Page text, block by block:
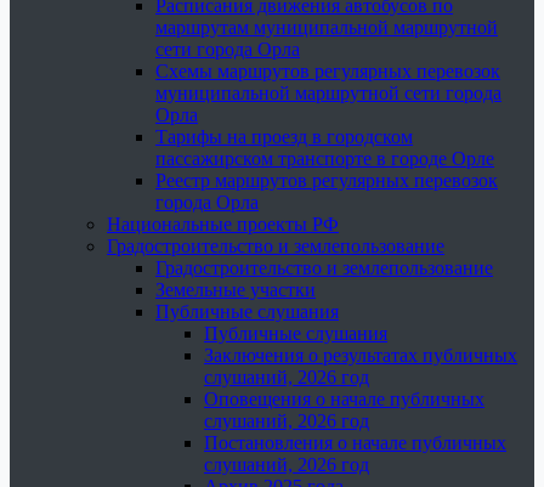
Расписания движения автобусов по
маршрутам муниципальной маршрутной
сети города Орла
Схемы маршрутов регулярных перевозок
муниципальной маршрутной сети города
Орла
Тарифы на проезд в городском
пассажирском транспорте в городе Орле
Реестр маршрутов регулярных перевозок
города Орла
Национальные проекты РФ
Градостроительство и землепользование
Градостроительство и землепользование
Земельные участки
Публичные слушания
Публичные слушания
Заключения о результатах публичных
слушаний, 2026 год
Оповещения о начале публичных
слушаний, 2026 год
Постановления о начале публичных
слушаний, 2026 год